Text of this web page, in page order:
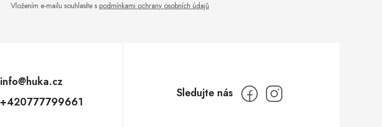
Vložením e-mailu souhlasíte s podmínkami ochrany osobních údajů
info@huka.cz
+420777799661